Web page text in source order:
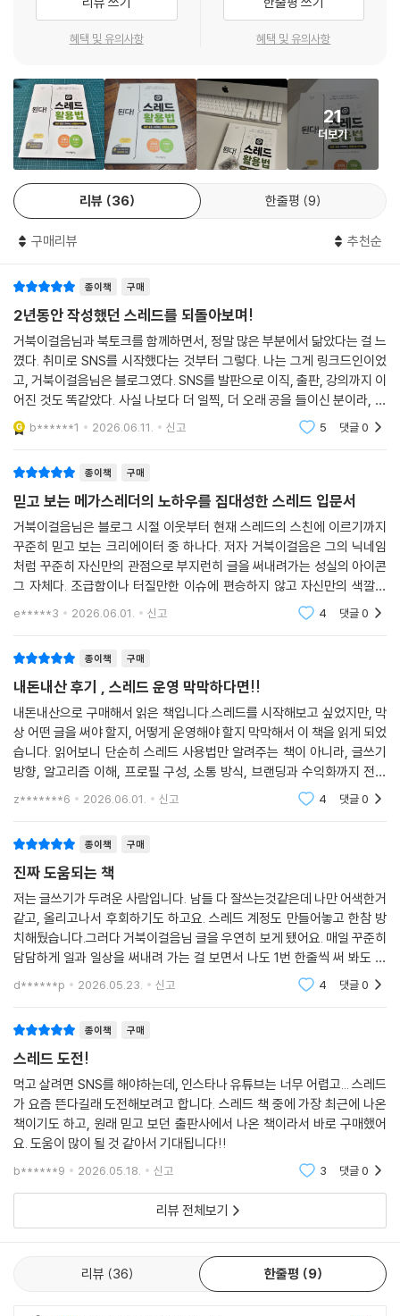
08-2 연예인만 하는 게 아니에요 — 광고
08-3 싸고 좋은 제품을 함께 구매해요 — 공동구매
08-5 나만의 스레드 운영 노하우가 있다면? — 스레드 대행 서비스
08-6 미션을 해내면 수익을 얻는다 — 앱테크
08-7 사람들이 쓰는 만큼 수익이 생겨요 — 제휴 마케팅
09장 알아 두면 평생 써먹는 스레드 운영 노하우 FAQ 11가지
09-1 글은 언제 올려야 반응이 좋을까요?
09-2 글은 1주일에 몇 번 써야 할까요?
09-3 글을 수정하거나 삭제해도 괜찮나요?
09-6 조회수와 팔로워 수가 중요한가요?
09-7 주제가 너무 많은데 어떡하죠?
09-8 사진이나 영상을 올려도 되나요?
09-9 악플과 저격은 어떻게 대응할까요?
09-10 반말과 존댓말, 언제 써야 하나요?
09-11 글감이 없는데, 남의 글을 참고해도 될까요?
[도전 스레드 인플루언서] 2주 완성 스레드 챌린지
찾아보기
"어떤 글을 써야 사람들이 볼까요?"
— '좋아요'와 '팔로우'를 부르는 글쓰기 노하우!
첫 문장이 가장 중요합니다. 스레드는 첫 줄에서 읽을지 말지 결정되기 때
문이죠. 이 책은 클릭을 부르는 첫 문장 작성법부터 끝까지 읽게 만드는 본
문 구성, 팔로워를 팬으로 만드는 시리즈 글 기획법까지 담았습니다. 글감
이 떨어졌을 때 바로 꺼내 쓸 수 있는 113가지 글감 리스트도 부록으로 드
립니다. 글솜씨가 없어도 괜찮습니다. 구조만 알면 됩니다.
"제 직업엔 스레드가 안 맞는 것 같은데, 정말 효과가 있을까요?"
레드 활용법!
스레드는 직업에 따라 가장 효율적으로 쓰는 방법이 있습니다. 만약 자영
업자라면 모든 팔로워가 잠재 고객입니다. 또한 마케터라면 브랜드 톤을
유지하며 소통하는 법이 중요합니다. 전문직은 친근함과 신뢰를 동시에 줘
야 합니다. 이 책은 직업 유형별로 스레드를 활용하는 맞춤 전략을 따로 정
리했습니다. 내 상황에 딱 맞는 챕터를 펼쳐서 바로 적용해 보세요.
"스레드로 진짜 돈을 벌 수 있나요?"
— 구체적인 사례로 배우는 수익화 방법 7가지 대공개!
저자는 스레드 덕분에 광고를 받고, 강단에 섰고, 이직까지 했습니다. 팔로
워가 많지 않아도 시작할 수 있는 수익화 방법은 생각보다 많습니다. 체험
단·제품 협찬, 광고, 공동구매, 상품·서비스 직접 판매, 스레드 대행, 앱테
크, 제휴 마케팅까지, 이 책은 7가지 수익화 방법을 구체적인 사례와 함께
설명합니다. 당신의 스레드가 단순한 기록을 넘어 수익으로 이어지는 순
간, 직접 경험해 보세요.
— 11가지 자주 묻는 질문으로 내 문제 해결!
"글은 언제 올려야 반응이 좋을까요?" "악플은 어떻게 대응하나요?" "반말
과 존댓말, 언제 써야 하나요?" 스레드를 운영하다 막히는 순간이 반드시
옵니다. 이 책의 마지막 09장에는 실제 스레드 사용자들이 가장 많이 묻는
질문 11가지를 모았습니다. 업로드 빈도, 글 수정·삭제, 사진·영상 활용법
등 궁금한 것이 생길 때마다 펼쳐 보는 스레드 운영 사전으로 쓰면 유용합
니다. 이제 망설일 이유가 없습니다. 지금 바로 스레드를 켜보세요.
[독자 커뮤니티 안내]
함께 성장하는 독자 커뮤니티 'Do it! 스터디룸'에 방문해 보세요!
'Do it! 스터디룸'에서 이 책으로 공부하는 독자들을 만나 보세요. 혼자 시
작해도 함께 끝낼 수 있어요. '두잇 공부단'에 참여해 이 책을 완독하고 인
증하면 이지스퍼블리싱에서 발간한 책을 선물로 받을 수 있답니다! 궁금
Do it! 스터디룸 카페: cafe.naver.com/doitstudyroom
[이런 분들께 추천합니다]
- 스레드 시작을 계속 미루고 있는 직장인
- 뭘 올려야 할지 몰라 계정만 만들고 방치해 둔 취준생/대학생
- 인스타는 지쳤고 새 채널이 필요한 마케터/콘텐츠 크리에이터
- 짧은 글로 브랜딩·수익화를 시작하고 싶은 1인 사업자/프리랜서
혜택 및 유의사항 혜택 및 유의사항
21
더보기
리뷰 36 한줄평 9
구매리뷰 추천순
종이책 구매
2년동안 작성했던 스레드를 되돌아보며!
거북이걸음님과 북토크를 함께하면서, 정말 많은 부분에서 닮았다는 걸 느
꼈다. 취미로 SNS를 시작했다는 것부터 그렇다. 나는 그게 링크드인이었
고, 거북이걸음님은 블로그였다. SNS를 발판으로 이직, 출판, 강의까지 이
어진 것도 똑같았다. 사실 나보다 더 일찍, 더 오래 공을 들이신 분이라, 책
이 나온다는 소식을 들었을 때 정말 기뻤다.이 책에서 가장 먼저 눈에 들어
온 건 디자인이
b******1 2026.06.11. 신고 5 댓글0
종이책 구매
믿고 보는 메가스레더의 노하우를 집대성한 스레드 입문서
거북이걸음님은 블로그 시절 이웃부터 현재 스레드의 스친에 이르기까지
꾸준히 믿고 보는 크리에이터 중 하나다. 저자 거북이걸음은 그의 닉네임
처럼 꾸준히 자신만의 관점으로 부지런히 글을 써내려가는 성실의 아이콘
그 자체다. 조급함이나 터질만한 이슈에 편승하지 않고 자신만의 색깔을
지키며 본인의 콘텐츠를 차근차근 쌓아나가는 영리한 크리에이터라고 생
e*****3 2026.06.01. 신고 4 댓글0
종이책 구매
내돈내산 후기 , 스레드 운영 막막하다면!!
내돈내산으로 구매해서 읽은 책입니다.스레드를 시작해보고 싶었지만, 막
상 어떤 글을 써야 할지, 어떻게 운영해야 할지 막막해서 이 책을 읽게 되었
습니다. 읽어보니 단순히 스레드 사용법만 알려주는 책이 아니라, 글쓰기
방향, 알고리즘 이해, 프로필 구성, 소통 방식, 브랜딩과 수익화까지 전체
흐름을 잡아주는 책이었습니다.특히 좋았던 점은 초보자도 바로 따라 할
z*******6 2026.06.01. 신고 4 댓글0
종이책 구매
진짜 도움되는 책
저는 글쓰기가 두려운 사람입니다. 남들 다 잘쓰는것같은데 나만 어색한거
같고, 올리고나서 후회하기도 하고요. 스레드 계정도 만들어놓고 한참 방
치해뒀습니다.그러다 거북이걸음님 글을 우연히 보게 됐어요. 매일 꾸준히
담담하게 일과 일상을 써내려 가는 걸 보면서 나도 1번 한줄씩 써 봐도 괜
찮지 않을까 싶었고 그 마음으로 이 책도 사게 되었습니다.화려한 책은 아
니지만 페이지를
d******p 2026.05.23. 신고 4 댓글0
종이책 구매
스레드 도전!
먹고 살려면 SNS를 해야하는데, 인스타나 유튜브는 너무 어렵고... 스레드
가 요즘 뜬다길래 도전해보려고 합니다. 스레드 책 중에 가장 최근에 나온
책이기도 하고, 원래 믿고 보던 출판사에서 나온 책이라서 바로 구매했어
요. 도움이 많이 될 것 같아서 기대됩니다!!
b******9 2026.05.18. 신고 3 댓글0
리뷰 전체보기
리뷰 36 한줄평 9